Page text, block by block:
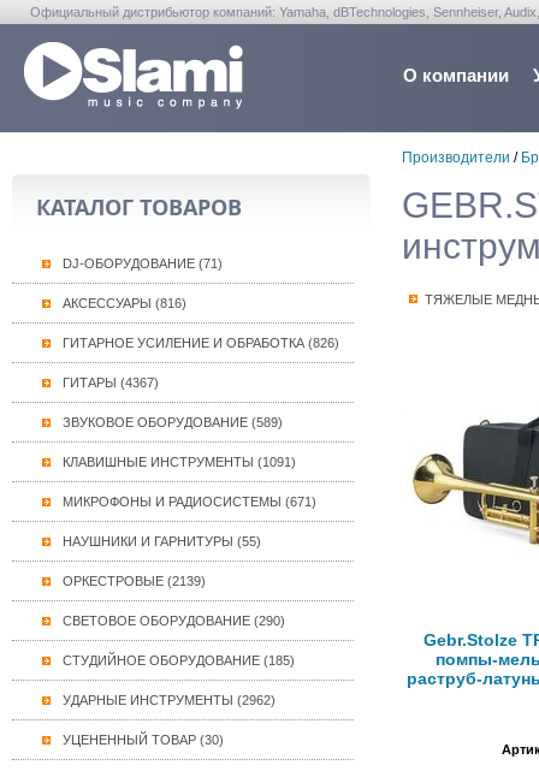
Официальный дистрибьютор компаний: Yamaha, dBTechnologies, Sennheiser,
О компании
КАТАЛОГ ТОВАРОВ
DJ-ОБОРУДОВАНИЕ (71)
АКСЕССУАРЫ (816)
ГИТАРНОЕ УСИЛЕНИЕ И ОБРАБОТКА (826)
ГИТАРЫ (4367)
ЗВУКОВОЕ ОБОРУДОВАНИЕ (589)
КЛАВИШНЫЕ ИНСТРУМЕНТЫ (1091)
МИКРОФОНЫ И РАДИОСИСТЕМЫ (671)
НАУШНИКИ И ГАРНИТУРЫ (55)
ОРКЕСТРОВЫЕ (2139)
СВЕТОВОЕ ОБОРУДОВАНИЕ (290)
СТУДИЙНОЕ ОБОРУДОВАНИЕ (185)
УДАРНЫЕ ИНСТРУМЕНТЫ (2962)
УЦЕНЕННЫЙ ТОВАР (30)
Производители /
ТЯЖЕЛЫЕ
Gebr.Stolze
помпы-
раструб-